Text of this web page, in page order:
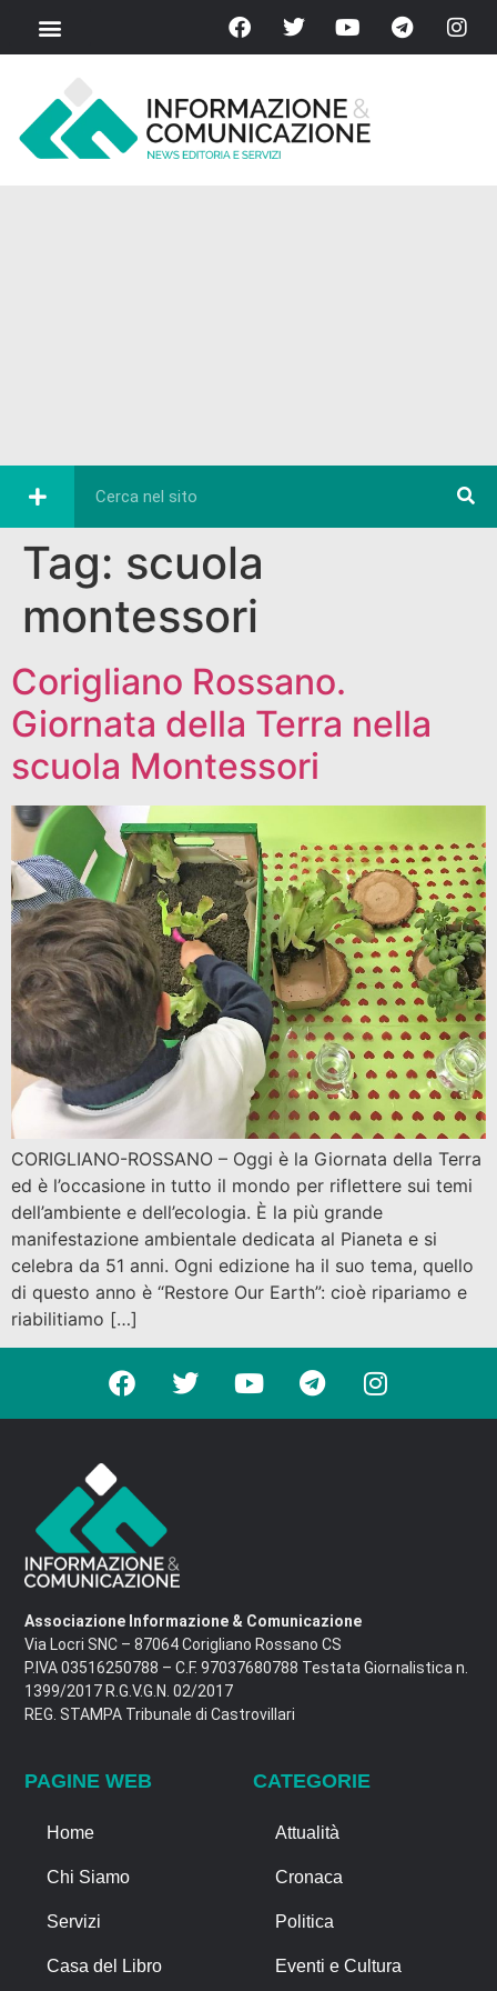
Tag: scuola
montessori
Corigliano Rossano.
Giornata della Terra nella
scuola Montessori
CORIGLIANO-ROSSANO – Oggi è la Giornata della Terra
ed è l’occasione in tutto il mondo per riflettere sui temi
dell’ambiente e dell’ecologia. È la più grande
manifestazione ambientale dedicata al Pianeta e si
celebra da 51 anni. Ogni edizione ha il suo tema, quello
di questo anno è “Restore Our Earth”: cioè ripariamo e
riabilitiamo […]
Associazione Informazione & Comunicazione
Via Locri SNC – 87064 Corigliano Rossano CS
P.IVA 03516250788 – C.F. 97037680788 Testata Giornalistica n.
1399/2017 R.G.V.G.N. 02/2017
REG. STAMPA Tribunale di Castrovillari
PAGINE WEB
Home
Chi Siamo
Servizi
Casa del Libro
CATEGORIE
Attualità
Cronaca
Politica
Eventi e Cultura